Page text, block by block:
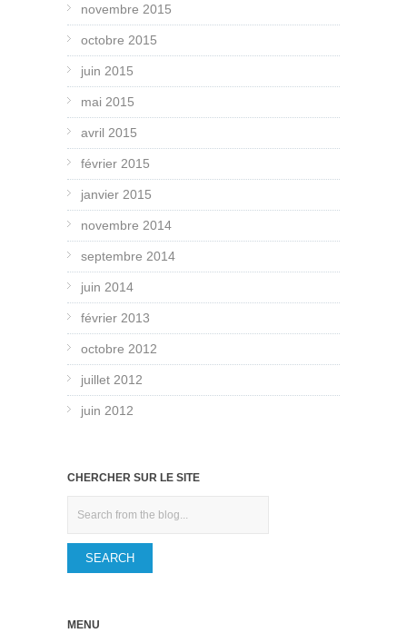
novembre 2015
octobre 2015
juin 2015
mai 2015
avril 2015
février 2015
janvier 2015
novembre 2014
septembre 2014
juin 2014
février 2013
octobre 2012
juillet 2012
juin 2012
CHERCHER SUR LE SITE
MENU